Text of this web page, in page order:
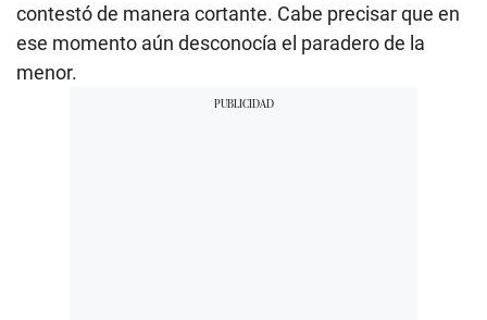
contestó de manera cortante. Cabe precisar que en
ese momento aún desconocía el paradero de la
menor.